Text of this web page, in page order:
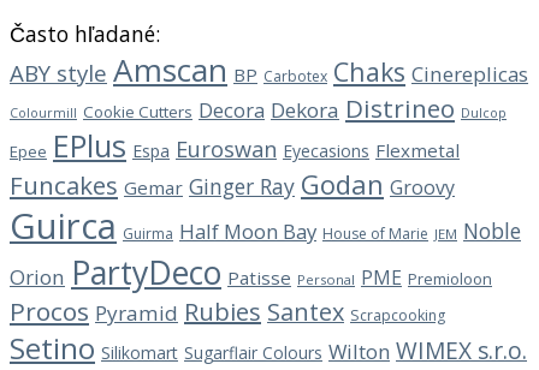
Často hľadané:
ABY style Amscan BP Carbotex Chaks Cinereplicas
Colourmill Cookie Cutters Decora Dekora Distrineo Dulcop
Epee EPlus Espa Euroswan Eyecasions Flexmetal
Funcakes Gemar Ginger Ray Godan Groovy
Guirca Guirma Half Moon Bay House of Marie JEM Noble
Orion PartyDeco Patisse Personal PME Premioloon
Procos Pyramid Rubies Santex Scrapcooking
Setino Silikomart Sugarflair Colours Wilton WIMEX s.r.o.